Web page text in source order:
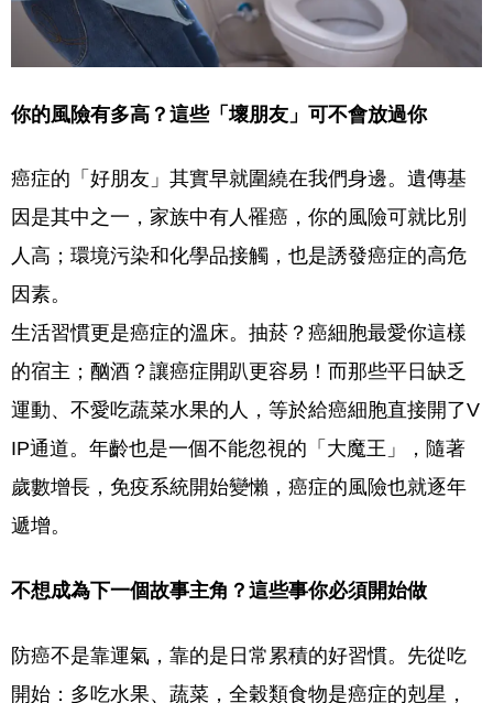
你的風險有多高？這些「壞朋友」可不會放過你
癌症的「好朋友」其實早就圍繞在我們身邊。遺傳基
因是其中之一，家族中有人罹癌，你的風險可就比別
人高；環境污染和化學品接觸，也是誘發癌症的高危
因素。
生活習慣更是癌症的溫床。抽菸？癌細胞最愛你這樣
的宿主；酗酒？讓癌症開趴更容易！而那些平日缺乏
運動、不愛吃蔬菜水果的人，等於給癌細胞直接開了V
IP通道。年齡也是一個不能忽視的「大魔王」，隨著
歲數增長，免疫系統開始變懶，癌症的風險也就逐年
遞增。
不想成為下一個故事主角？這些事你必須開始做
防癌不是靠運氣，靠的是日常累積的好習慣。先從吃
開始：多吃水果、蔬菜，全穀類食物是癌症的剋星，